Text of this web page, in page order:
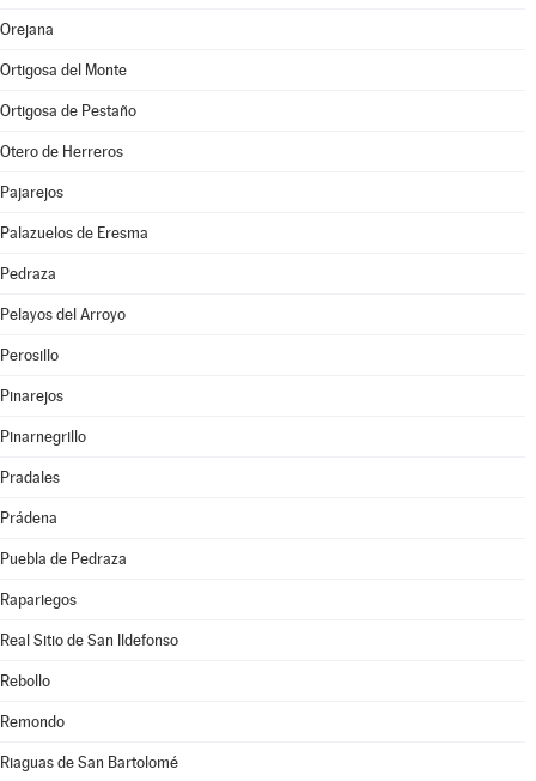
Orejana
Ortigosa del Monte
Ortigosa de Pestaño
Otero de Herreros
Pajarejos
Palazuelos de Eresma
Pedraza
Pelayos del Arroyo
Perosillo
Pinarejos
Pinarnegrillo
Pradales
Prádena
Puebla de Pedraza
Rapariegos
Real Sitio de San Ildefonso
Rebollo
Remondo
Riaguas de San Bartolomé